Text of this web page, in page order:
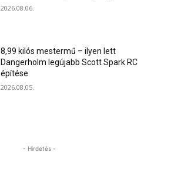
2026.08.06.
8,99 kilós mestermű – ilyen lett
Dangerholm legújabb Scott Spark RC
építése
2026.08.05.
- Hirdetés -